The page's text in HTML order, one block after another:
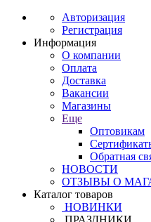
Авторизация
Регистрация
Информация
О компании
Оплата
Доставка
Вакансии
Магазины
Еще
Оптовикам
Обратная
НОВОСТИ
ОТЗЫВЫ О
Каталог товаров
НОВИНКИ
ПРАЗДНИКИ